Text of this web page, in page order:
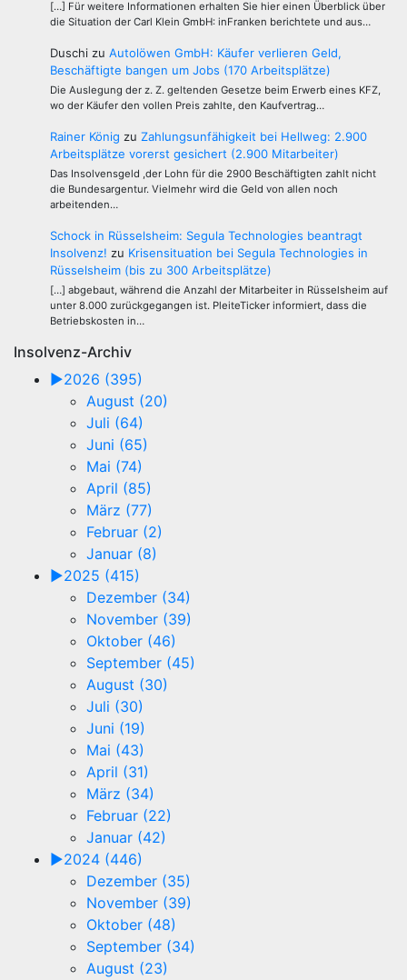
[…] Für weitere Informationen erhalten Sie hier einen Überblick über
die Situation der Carl Klein GmbH: inFranken berichtete und aus…
Duschi zu Autolöwen GmbH: Käufer verlieren Geld,
Beschäftigte bangen um Jobs (170 Arbeitsplätze)
Die Auslegung der z. Z. geltenden Gesetze beim Erwerb eines KFZ,
wo der Käufer den vollen Preis zahlte, den Kaufvertrag…
Rainer König zu Zahlungsunfähigkeit bei Hellweg: 2.900
Arbeitsplätze vorerst gesichert (2.900 Mitarbeiter)
Das Insolvensgeld ,der Lohn für die 2900 Beschäftigten zahlt nicht
die Bundesargentur. Vielmehr wird die Geld von allen noch
arbeitenden…
Schock in Rüsselsheim: Segula Technologies beantragt
Insolvenz! zu Krisensituation bei Segula Technologies in
Rüsselsheim (bis zu 300 Arbeitsplätze)
[…] abgebaut, während die Anzahl der Mitarbeiter in Rüsselsheim auf
unter 8.000 zurückgegangen ist. PleiteTicker informiert, dass die
Betriebskosten in…
Insolvenz-Archiv
►2026 (395)
August (20)
Juli (64)
Juni (65)
Mai (74)
April (85)
März (77)
Februar (2)
Januar (8)
►2025 (415)
Dezember (34)
November (39)
Oktober (46)
September (45)
August (30)
Juli (30)
Juni (19)
Mai (43)
April (31)
März (34)
Februar (22)
Januar (42)
►2024 (446)
Dezember (35)
November (39)
Oktober (48)
September (34)
August (23)